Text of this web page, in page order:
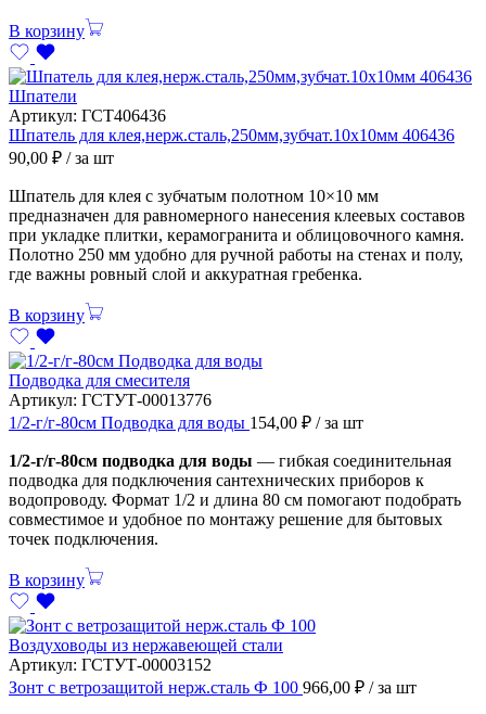
В корзину
Шпатели
Артикул: ГСТ406436
Шпатель для клея,нерж.сталь,250мм,зубчат.10х10мм 406436
90,00 ₽ / за шт
Шпатель для клея с зубчатым полотном 10×10 мм
предназначен для равномерного нанесения клеевых составов
при укладке плитки, керамогранита и облицовочного камня.
Полотно 250 мм удобно для ручной работы на стенах и полу,
где важны ровный слой и аккуратная гребенка.
В корзину
Подводка для смесителя
Артикул: ГСТУТ-00013776
1/2-г/г-80см Подводка для воды 154,00 ₽ / за шт
1/2-г/г-80см подводка для воды — гибкая соединительная
подводка для подключения сантехнических приборов к
водопроводу. Формат 1/2 и длина 80 см помогают подобрать
совместимое и удобное по монтажу решение для бытовых
точек подключения.
В корзину
Воздуховоды из нержавеющей стали
Артикул: ГСТУТ-00003152
Зонт с ветрозащитой нерж.сталь Ф 100 966,00 ₽ / за шт